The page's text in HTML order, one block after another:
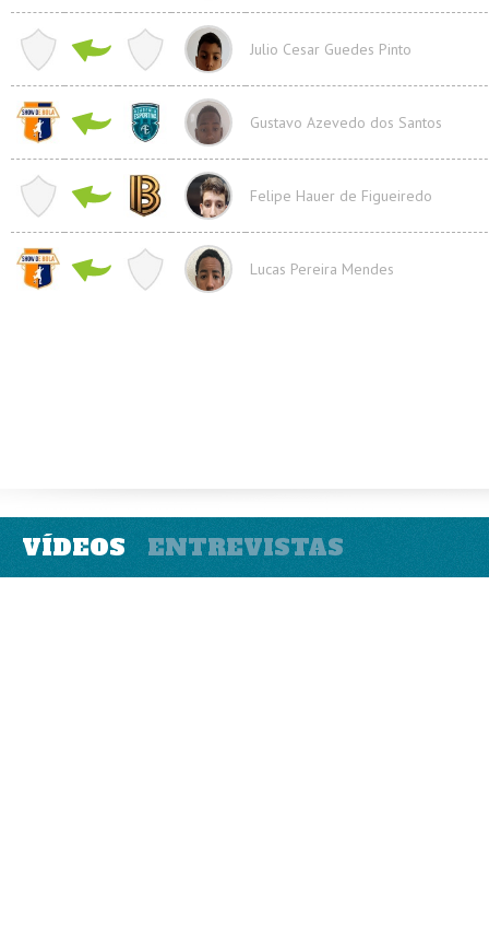
Julio Cesar Guedes Pinto
Gustavo Azevedo dos Santos
Felipe Hauer de Figueiredo
Lucas Pereira Mendes